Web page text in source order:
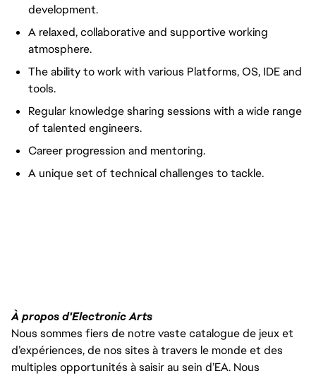
development.
A relaxed, collaborative and supportive working
atmosphere.
The ability to work with various Platforms, OS, IDE and
tools.
Regular knowledge sharing sessions with a wide range
of talented engineers.
Career progression and mentoring.
A unique set of technical challenges to tackle.
À propos d'Electronic Arts
Nous sommes fiers de notre vaste catalogue de jeux et
d’expériences, de nos sites à travers le monde et des
multiples opportunités à saisir au sein d’EA. Nous